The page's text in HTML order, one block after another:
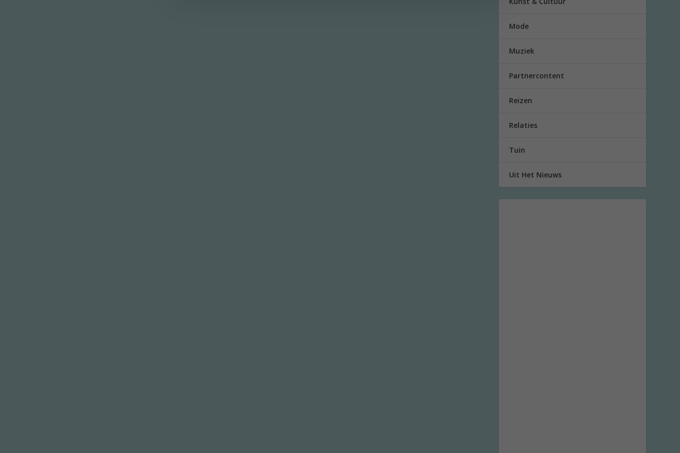
Mode
Muziek
Partnercontent
Reizen
Relaties
Tuin
Uit Het Nieuws